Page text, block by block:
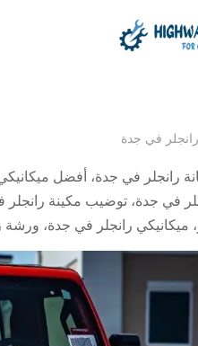
في جدة
رانجلر في جدة، أفضل
في جدة، توضيب مكينة رانجلر
، ميكانيكي رانجلر في جدة، ورشة